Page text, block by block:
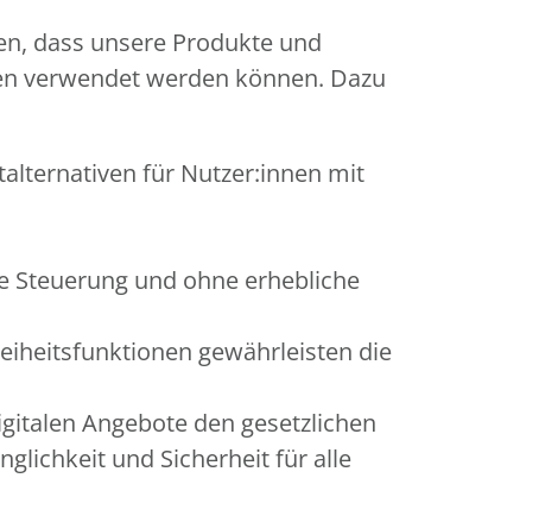
dass unsere Produkte und
verwendet werden können. Dazu
für Nutzer:innen mit
und ohne erhebliche
gewährleisten die
Angebote den gesetzlichen
und Sicherheit für alle